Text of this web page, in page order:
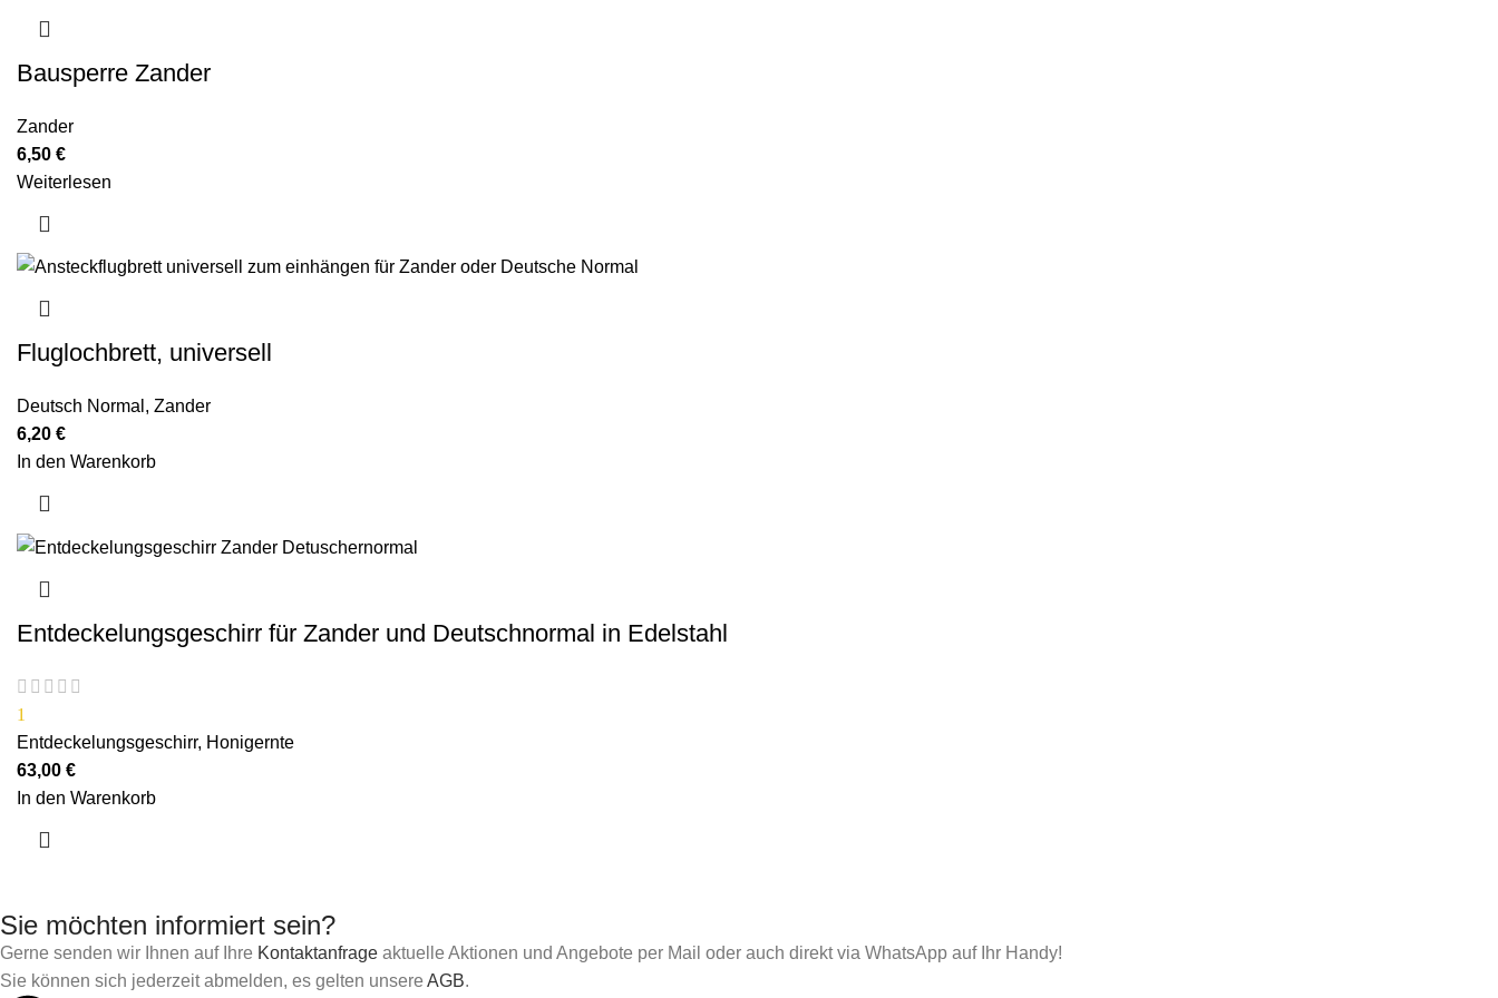
Bausperre Zander
Zander
6,50 €
Weiterlesen
Fluglochbrett, universell
Deutsch Normal , Zander
6,20 €
In den Warenkorb
Entdeckelungsgeschirr für Zander und Deutschnormal in Edelstahl
1
Entdeckelungsgeschirr, Honigernte
63,00 €
In den Warenkorb
Sie möchten informiert sein?
Gerne senden wir Ihnen auf Ihre Kontaktanfrage aktuelle Aktionen und Angebote per Mail oder auch direkt via WhatsApp auf Ihr Handy!
Sie können sich jederzeit abmelden, es gelten unsereAGB.